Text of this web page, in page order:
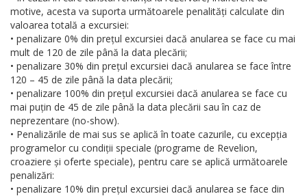
motive, acesta va suporta următoarele penalități calculate din
valoarea totală a excursiei:
• penalizare 0% din prețul excursiei dacă anularea se face cu mai
mult de 120 de zile până la data plecării;
• penalizare 30% din prețul excursiei dacă anularea se face între
120 – 45 de zile până la data plecării;
• penalizare 100% din prețul excursiei dacă anularea se face cu
mai puțin de 45 de zile până la data plecării sau în caz de
neprezentare (no-show).
• Penalizările de mai sus se aplică în toate cazurile, cu excepția
programelor cu condiții speciale (programe de Revelion,
croaziere și oferte speciale), pentru care se aplică următoarele
penalizări:
• penalizare 10% din prețul excursiei dacă anularea se face din